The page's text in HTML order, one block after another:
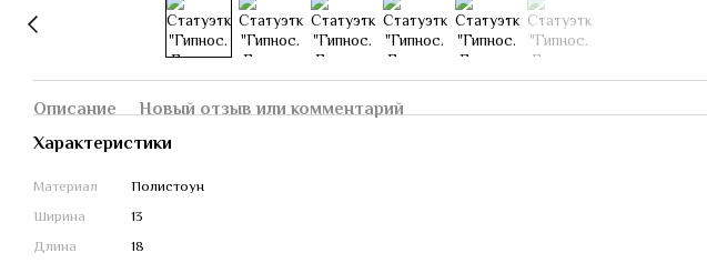
Описание
Новый отзыв или комментарий
Характеристики
Материал
Полистоун
Ширина
13
Длина
18